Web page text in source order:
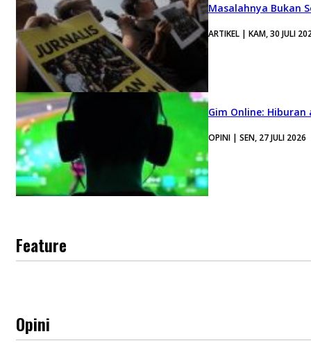
Masalahnya Bukan
ARTIKEL | KAM, 30 JULI
Gim Online:
OPINI | SEN, 27 JULI 2026
Feature
Opini